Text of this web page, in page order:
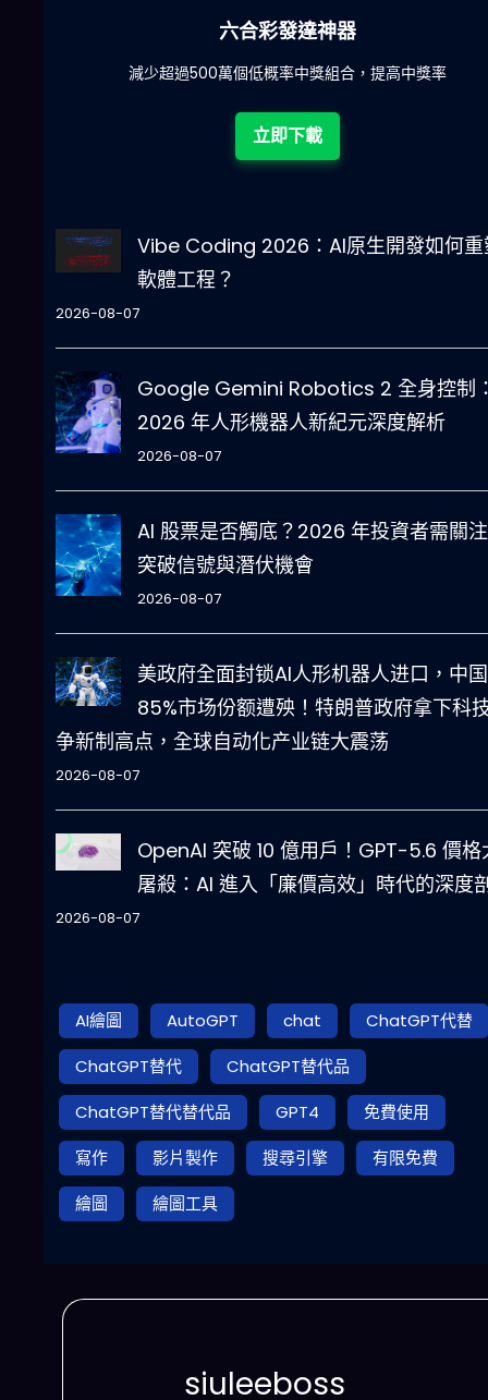
六合彩發達神器
減少超過500萬個低概率中獎組合，提高中獎率
立即下載
Vibe Coding 2026：AI原生開發如何重
軟體工程？
2026-08-07
Google Gemini Robotics 2 全身控制
2026 年人形機器人新紀元深度解析
2026-08-07
AI 股票是否觸底？2026 年投資者需關
突破信號與潛伏機會
2026-08-07
美政府全面封锁AI人形机器人进口，中国
85%市场份额遭殃！特朗普政府拿下科
争新制高点，全球自动化产业链大震荡
2026-08-07
OpenAI 突破 10 億用戶！GPT-5.6 價格
屠殺：AI 進入「廉價高效」時代的深度
2026-08-07
AI繪圖 AutoGPT chat
ChatGPT代替
ChatGPT替代
ChatGPT替代品
ChatGPT替代替代品
GPT4
免費使用
寫作
影片製作 搜尋引擎
有限免費
繪圖
繪圖工具
siuleeboss